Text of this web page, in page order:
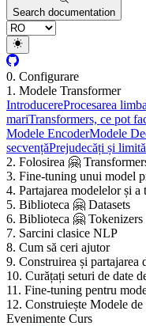
Search documentation
0. Configurare
1. Modele Transformer
IntroducereProcesarea
mariTransformers, ce pot
Modele EncoderModele
secvențăPrejudecăți și
2. Folosirea 🤗
3. Fine-tuning unui model
4. Partajarea modelelor și a
5. Biblioteca 🤗 Datasets
6. Biblioteca 🤗 Tokenizers
7. Sarcini clasice NLP
8. Cum să ceri ajutor
9. Construirea și partajarea
10. Curățați seturi de date
11. Fine-tuning pentru
12. Construiește Modele
Evenimente Curs